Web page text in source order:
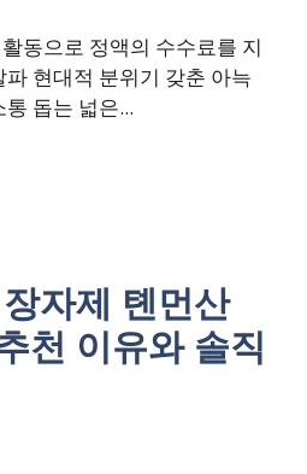
동으로 정액의 수수료를 지
현대적 분위기 갖춘 아늑
돕는 넓은...
자제 톈먼산
천 이유와 솔직